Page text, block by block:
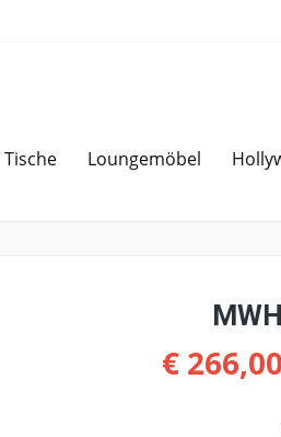
Tische LoungemöbelÜber 20 Jahre
€